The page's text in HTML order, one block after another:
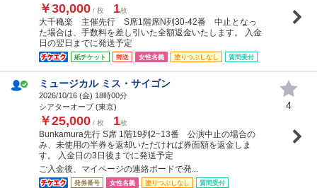
￥30,000 / 枚 1枚
大千穐楽 主催先行 S席1階席N列30-42番 中止となっ
た場合は、手数料を差し引いた全額返金いたします。 入金
日の翌日までに発送予定
紙チケット 郵送 女性名義 塗りつぶしなし 質問受付
ミュージカル ミス・サイゴン
2026/10/16 (金) 18時00分
シアターオーブ (東京)
￥25,000 / 枚 1枚
Bunkamura先行 S席 1階19列2~13番 公演中止の場合の
み、未使用の半券を返却いただければ券面額を返金しま
す。 入金日の3日後までに発送予定
ご入金後、マイページの連絡ボードで発...
発券番号 女性名義 塗りつぶしなし 質問受付
4